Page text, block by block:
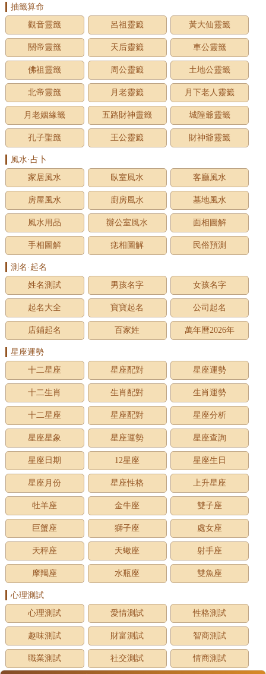
抽籤算命
觀音靈籤
呂祖靈籤 黃大仙靈籤
關帝靈籤 天后靈籤 車公靈籤
佛祖靈籤 周公靈籤 土地公靈籤
北帝靈籤 月老靈籤 月下老人靈籤
月老姻緣籤 五路財神靈籤 城隍爺靈籤
孔子聖籤 王公靈籤 財神爺靈籤
風水·占卜
家居風水
臥室風水 客廳風水
房屋風水 廚房風水 墓地風水
風水用品 辦公室風水 面相圖解
手相圖解 痣相圖解 民俗預測
測名·起名
姓名測試
男孩名字 女孩名字
起名大全 寶寶起名 公司起名
店鋪起名 百家姓 萬年曆2026年
星座運勢
十二星座
星座配對 星座運勢
十二生肖 生肖配對 生肖運勢
十二星座 星座配對 星座分析
星座星象 星座運勢 星座查詢
星座日期 12星座 星座生日
星座月份 星座性格 上升星座
牡羊座 金牛座 雙子座
巨蟹座 獅子座 處女座
天秤座 天蠍座 射手座
摩羯座 水瓶座 雙魚座
心理測試
心理測試
愛情測試 性格測試
趣味測試 財富測試 智商測試
職業測試 社交測試 情商測試